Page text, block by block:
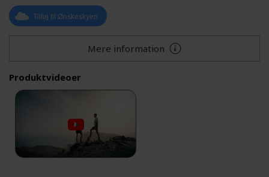
Tilføj til Ønskeskyen
Mere information
Produktvideoer